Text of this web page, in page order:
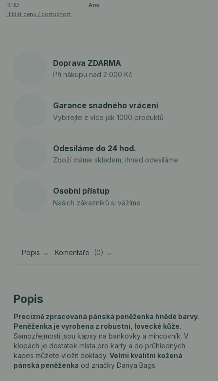
RFID:
Ano
Hlídat cenu / dostupnost
Doprava ZDARMA
Při nákupu nad 2 000 Kč
Garance snadného vrácení
Vybírejte z více jak 1000 produktů
Odesíláme do 24 hod.
Zboží máme skladem, ihned odesíláme
Osobní přístup
Našich zákazníků si vážíme
Popis Komentáře 0
Popis
Precizně zpracovaná pánská peněženka hnědé barvy.
Peněženka je vyrobena z robustní, lovecké kůže.
Samozřejmostí jsou kapsy na bankovky a mincovník. V
klopách je dostatek místa pro karty a do průhledných
kapes můžete vložit doklady.Velmi kvalitní kožená
pánská peněženka od značky Dariya Bags.